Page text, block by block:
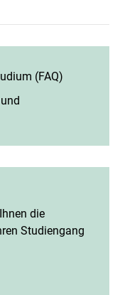
(FAQ)
die
Studiengang